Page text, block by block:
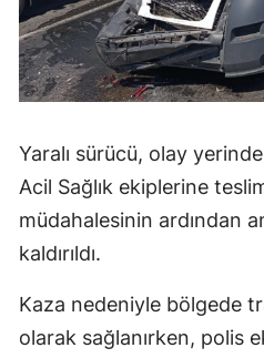
Yaralı sürücü, olay
Acil Sağlık ekiplerine
müdahalesinin ardından
kaldırıldı.
Kaza nedeniyle bölgede
olarak sağlanırken, polis